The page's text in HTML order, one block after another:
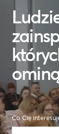
Co Cię